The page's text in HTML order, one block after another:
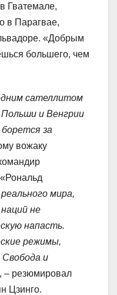
Гватемале,
в Парагвае,
«Добрым
большего, чем
сателлитом
Польши и Венгрии
за
вожаку
мира,
не
напасть.
режимы,
и
, – резюмировал
Цзинго.